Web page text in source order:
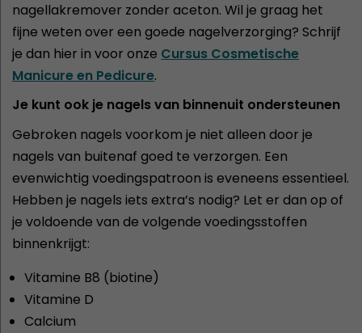
nagellakremover zonder aceton. Wil je graag het
fijne weten over een goede nagelverzorging? Schrijf
je dan hier in voor onze Cursus Cosmetische
Manicure en Pedicure.
Je kunt ook je nagels van binnenuit ondersteunen
Gebroken nagels voorkom je niet alleen door je
nagels van buitenaf goed te verzorgen. Een
evenwichtig voedingspatroon is eveneens essentieel.
Hebben je nagels iets extra’s nodig? Let er dan op of
je voldoende van de volgende voedingsstoffen
binnenkrijgt:
Vitamine B8 (biotine)
Vitamine D
Calcium